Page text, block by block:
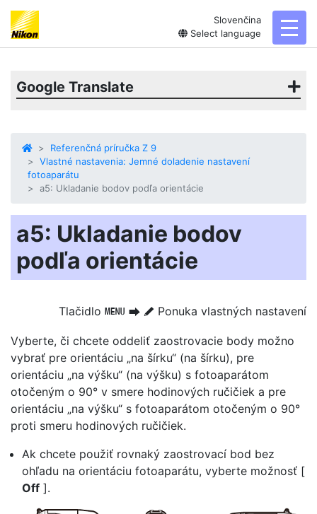
Slovenčina
Select language
Google Translate
Referenčná príručka Z 9
Vlastné nastavenia: Jemné doladenie nastavení
fotoaparátu
a5: Ukladanie bodov podľa orientácie
a5: Ukladanie bodov
podľa orientácie
Tlačidlo G U A Ponuka vlastných nastavení
Vyberte, či chcete oddeliť zaostrovacie body možno
vybrať pre orientáciu „na šírku“ (na šírku), pre
orientáciu „na výšku“ (na výšku) s fotoaparátom
otočeným o 90° v smere hodinových ručičiek a pre
orientáciu „na výšku“ s fotoaparátom otočeným o 90°
proti smeru hodinových ručičiek.
Ak chcete použiť rovnaký zaostrovací bod bez
ohľadu na orientáciu fotoaparátu, vyberte možnosť [
Off ].